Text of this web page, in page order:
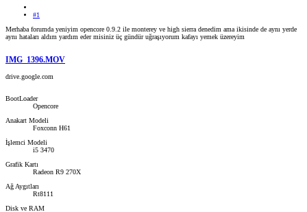
#1
Merhaba forumda yeniyim opencore 0.9.2 ile monterey ve high sierra denedim ama ikisinde de aynı yerde
aynı hataları aldım yardım eder misiniz üç gündür uğraşıyorum kafayı yemek üzereyim
IMG_1396.MOV
drive.google.com
BootLoader
Opencore
Anakart Modeli
Foxconn H61
İşlemci Modeli
i5 3470
Grafik Kartı
Radeon R9 270X
Ağ Aygıtları
Rt8111
Disk ve RAM